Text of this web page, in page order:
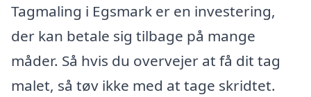
Tagmaling i Egsmark er en investering,
der kan betale sig tilbage på mange
måder. Så hvis du overvejer at få dit tag
malet, så tøv ikke med at tage skridtet.